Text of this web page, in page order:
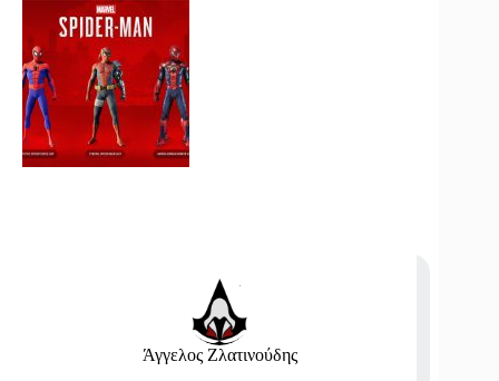
Άγγελος Ζλατινούδης